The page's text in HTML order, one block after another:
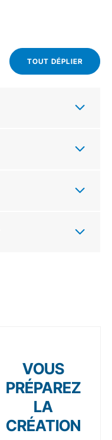
TOUT DÉPLIER
VOUS
PRÉPAREZ
LA
CRÉATION